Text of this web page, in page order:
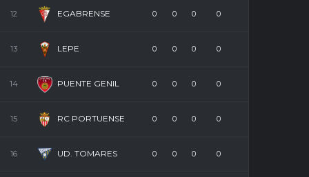
ALEJANDRO VIEDMA,
A LA BALONA PARA
REFORZAR EL
CAMPO
14/07/2026
12 EGABRENSE 0 0 0 0
13 LEPE 0 0 0 0
14 PUENTE GENIL 0 0 0 0
15 RC PORTUENSE 0 0 0 0
16 UD. TOMARES 0 0 0 0